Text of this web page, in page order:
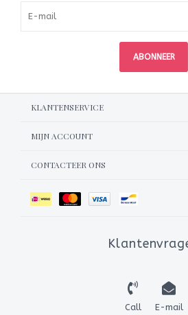
ABONNEER
KLANTENSERVICE
MIJN ACCOUNT
CONTACTEER ONS
Call E-mail